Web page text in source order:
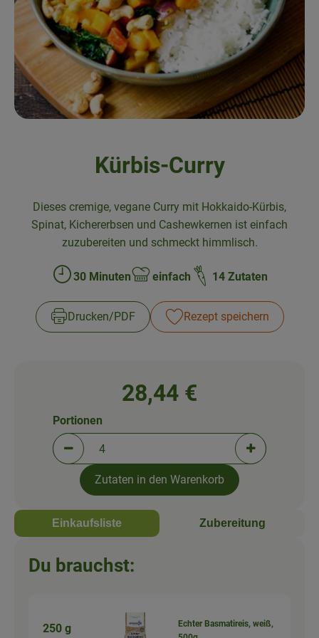
Frisches
Angebote & Neues
Naturwaren
Vorratskammer
So geht’s
Service
Blog
Kürbis-Curry
Dieses cremige, vegane Curry mit Hokkaido-Kürbis,
Spinat, Kichererbsen und Cashewkernen ist einfach
zuzubereiten und schmeckt himmlisch.
Zubreitungszeit:
30 Minuten
Schwierigkeit:
einfach 14 Zutaten
Drucken​/​PDF Rezept speichern
28,44 €
Portionen verringern (aktuell 4 Portionen
Portionen
Portionen
Zutaten in den Warenkorb
Einkaufsliste Zubereitung
Du brauchst:
250 g
Echter Basmatireis, weiß,